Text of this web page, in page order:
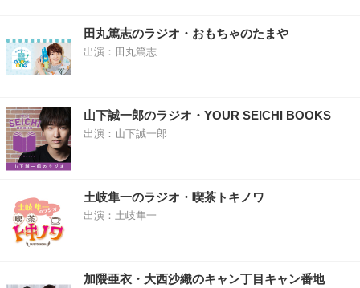
田丸篤志のラジオ・おもちゃのたまや
出演：田丸篤志
山下誠一郎のラジオ・YOUR SEICHI BOOKS
出演：山下誠一郎
土岐隼一のラジオ・喫茶トキノワ
出演：土岐隼一
加隈亜衣・大西沙織のキャン丁目キャン番地